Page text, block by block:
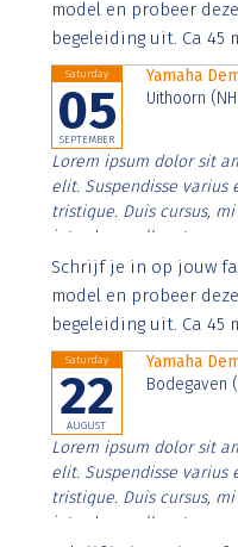
model en probeer
begeleiding uit. Ca 45
Saturday
05
SEPTEMBER
Yamaha
Uithoorn
Lorem ipsum dolor sit
elit. Suspendisse
tristique. Duis cursus,
interdum nulla, ut
Aenean faucibus nibh
imperdiet. Nunc ut sem
Schrijf je in op jouw
model en probeer
begeleiding uit. Ca 45
Saturday
22
AUGUST
Yamaha
Bodegaven
Lorem ipsum dolor sit
elit. Suspendisse
tristique. Duis cursus,
interdum nulla, ut